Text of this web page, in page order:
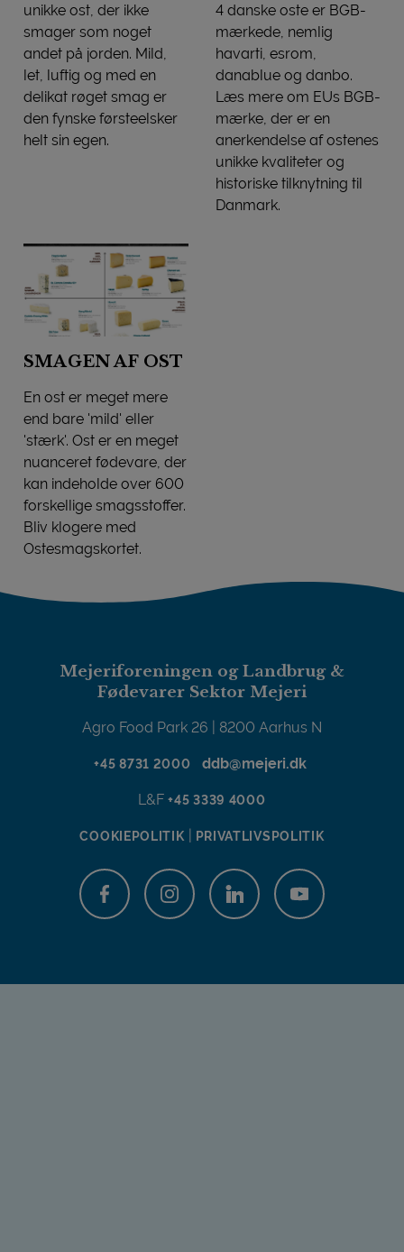
unikke ost, der ikke
smager som noget
andet på jorden. Mild,
let, luftig og med en
delikat røget smag er
den fynske førsteelsker
helt sin egen.
4 danske oste er BGB-
mærkede, nemlig
havarti, esrom,
danablue og danbo.
Læs mere om EUs BGB-
mærke, der er en
anerkendelse af ostenes
unikke kvaliteter og
historiske tilknytning til
Danmark.
SMAGEN AF OST
En ost er meget mere
end bare 'mild' eller
'stærk'. Ost er en meget
nuanceret fødevare, der
kan indeholde over 600
forskellige smagsstoffer.
Bliv klogere med
Ostesmagskortet.
Mejeriforeningen og Landbrug &
Fødevarer Sektor Mejeri
Agro Food Park 26 | 8200 Aarhus N
+45 8731 2000 ddb@mejeri.dk
L&F+45 3339 4000
COOKIEPOLITIK PRIVATLIVSPOLITIK